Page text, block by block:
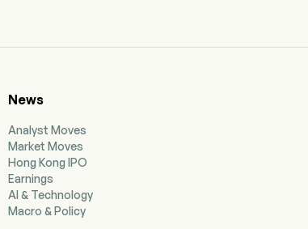
News
Analyst Moves
Market Moves
Hong Kong IPO
Earnings
AI & Technology
Macro & Policy